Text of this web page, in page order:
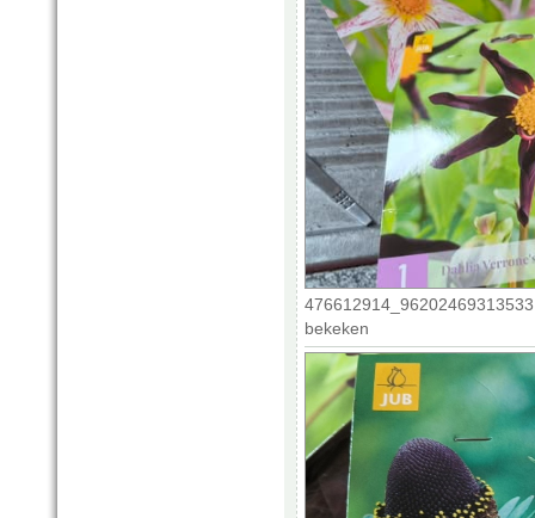
bekeken